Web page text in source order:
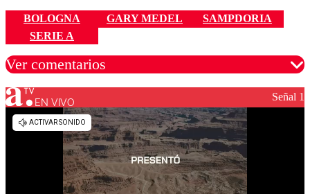
BOLOGNA GARY MEDEL
SAMPDORIA
SERIE A
Ver comentarios
Los comentarios son moderados para garantizar un
diálogo respetuoso.
EN VIVO Señal 1